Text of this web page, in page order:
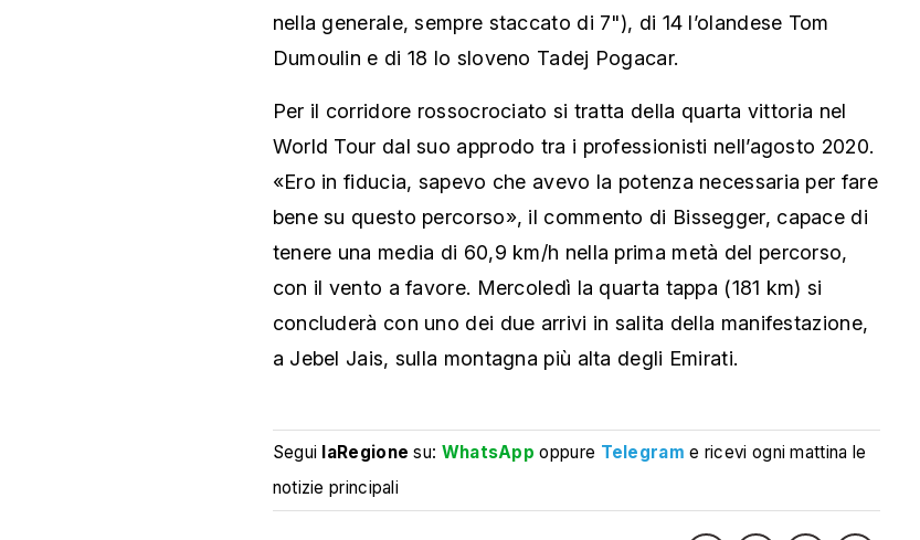
nella generale, sempre staccato di 7"), di 14 l’olandese Tom
Dumoulin e di 18 lo sloveno Tadej Pogacar.
Per il corridore rossocrociato si tratta della quarta vittoria nel
World Tour dal suo approdo tra i professionisti nell’agosto 2020.
«Ero in fiducia, sapevo che avevo la potenza necessaria per fare
bene su questo percorso», il commento di Bissegger, capace di
tenere una media di 60,9 km/h nella prima metà del percorso,
con il vento a favore. Mercoledì la quarta tappa (181 km) si
concluderà con uno dei due arrivi in salita della manifestazione,
a Jebel Jais, sulla montagna più alta degli Emirati.
Segui laRegione su: WhatsApp oppure Telegram e ricevi ogni mattina le
notizie principali